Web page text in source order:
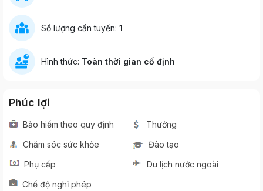
Số lượng cần tuyển: 1
Hình thức: Toàn thời gian cố định
Phúc lợi
Bảo hiểm theo quy định
Thưởng
Chăm sóc sức khỏe
Đào tạo
Phụ cấp
Du lịch nước ngoài
Chế độ nghỉ phép